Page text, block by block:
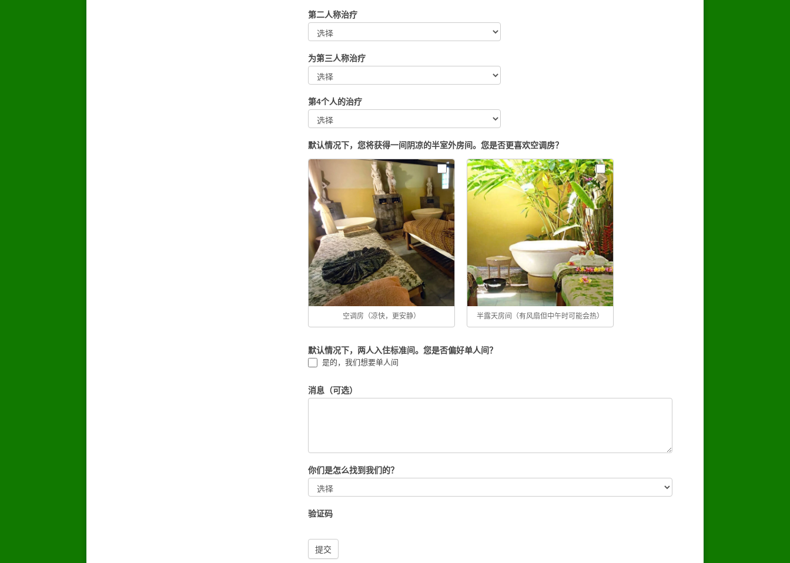
第二人称治疗
第
二
疗
为第三人称治疗
为
第
治
第4个人的治疗
第
4
人
的
治
疗
默认情况下，您将获得一间阴凉的半室外房间。您是否更喜欢空调房？
空调房（凉快，更安静） 半露天房间（有风扇但中午时可能会热）
默认情况下，两人入住标准间。您是否偏好单人间？
是的，我们想要单人间
消息（可选）
你们是怎么找到我们的？
们
么
找
验证码